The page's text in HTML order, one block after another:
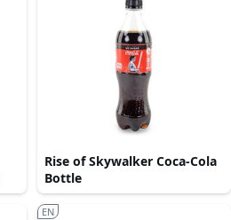
Rise of Skywalker Coca-Cola
Bottle
EN